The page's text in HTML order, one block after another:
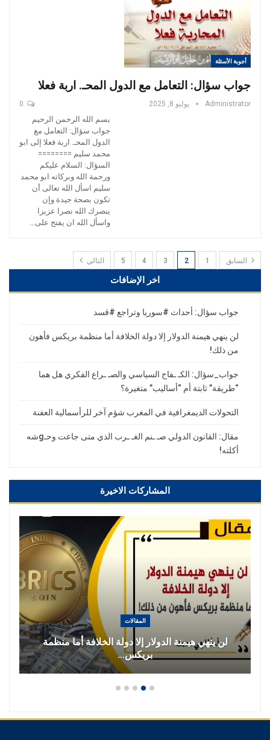
أجوبة الأسئلة
جواب سؤال: التعامل مع الدول المحـ. اربة فعلا
Administrator يوليو 8, 2025
بسم الله الرحمن الرحيم
جواب سؤال: التعامل مع
الدول المحـ. اربة فعلا إلى ابو
محمد سليم ========
السؤال: السلام عليكم
ورحمة الله وبركاته ابو محمد
سليم اسأل الله تعالى أن
تكون بصحة جيدة وإن
ينصرك الله نصرا عزيزا
واسأل الله ان يفتح على…
السابق 1
2
3
4
5 التالي
اخر الإضافات
جواب سؤال: أحداث #سوريا وتراجع #قسد
لن ينهي هيمنة الدولار إلا دولة الخلافة أما منظمة بريكس فأهون
من ذلك!
جواب_سؤال: الكـ ـفاح السياسي والصـ ـراع الفكري هل هما
“طريقة” ثابتة أم “أساليب” متغيرة؟
التحولات الديمغرافية في المغرب شؤم آخر للرأسمالية العفنة
مقال: القانون الدولي صـ ـنم الغـ ـرب الذي متى جاعت وحـgشه
أكلته!
المشاركات الاخيرة
ينهي هيمنة الدولار إلا دولة الخلافة أما منظمة
بريكس…